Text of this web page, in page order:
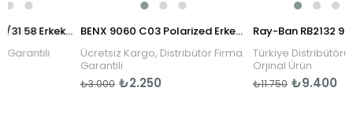
Persol PO3048S 95/31 58 Erkek Güneş Gözlüğü
BENX 9060 C03 Polarized Erkek Güneş Gözlüğü
Ücretsiz Kargo, Distribütör Firma
Garantili
₺2.250
₺3.000
Türkiye Distribütörü
Orjinal Ürün
₺9.400
₺11.750